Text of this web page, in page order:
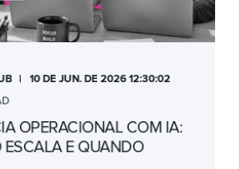
10 DE JUN. DE 2026 12:30:02
OPERACIONAL COM IA:
E QUANDO